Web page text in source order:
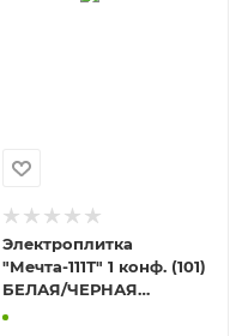
Электроплитка
"Мечта-111Т" 1 конф. (101)
БЕЛАЯ/ЧЕРНАЯ
(средняя спираль